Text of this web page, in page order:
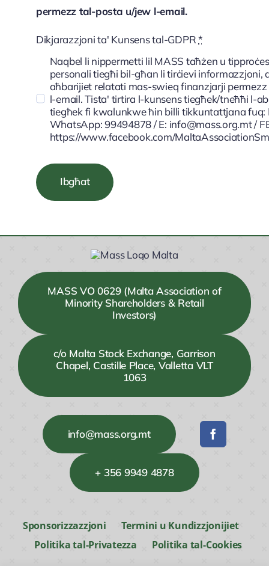
permezz tal-posta u/jew l-email.
Dikjarazzjoni ta' Kunsens tal-GDPR*
Naqbel li nippermetti lil MASS taħżen u
personali tiegħi bil-għan li tirċievi informazzjoni,
aħbarijiet relatati mas-swieq finanzjarji
l-email. Tista' tirtira l-kunsens tiegħek/tneħħi l-
tiegħek fi kwalunkwe ħin billi tikkuntattjana fuq:
WhatsApp: 99494878 / E: info@mass.org.mt /
https://www.facebook.com/
Ibgħat
MASS VO 0629 (Malta Association of
Minority Shareholders & Retail
Investors)
c/o Malta Stock Exchange, Garrison
Chapel, Castille Place, Valletta VLT
1063
info@mass.org.mt
+ 356 9949 4878
Sponsorizzazzjoni
Termini u Kundizzjonijiet
Politika tal-Privatezza
Politika tal-Cookies